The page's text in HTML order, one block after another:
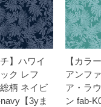
】ハワイ
ク レフ
柄 ネイビ
【3yま
【カラ
アンフ
ア・ラ
ン fab-